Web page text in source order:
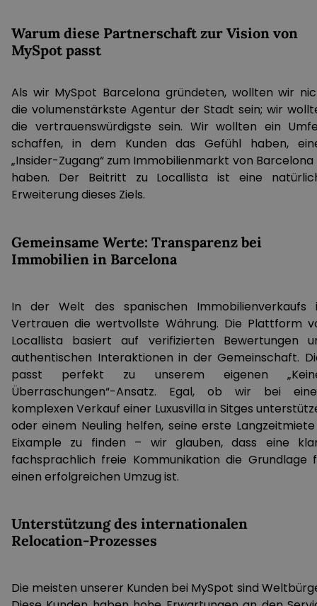
Warum diese Partnerschaft zur Vision von
MySpot passt
Als wir MySpot Barcelona gründeten, wollten wir
die volumenstärkste Agentur der Stadt sein; wir
die vertrauenswürdigste sein. Wir wollten ein
schaffen, in dem Kunden das Gefühl haben,
„Insider-Zugang“ zum Immobilienmarkt von Barcelona
haben. Der Beitritt zu Locallista ist eine
Erweiterung dieses Ziels.
Gemeinsame Werte: Transparenz bei
Immobilien in Barcelona
In der Welt des spanischen Immobilienverkaufs
Vertrauen die wertvollste Währung. Die Plattform
Locallista basiert auf verifizierten Bewertungen
authentischen Interaktionen in der Gemeinschaft.
passt perfekt zu unserem eigenen
Überraschungen“-Ansatz. Egal, ob wir bei
komplexen Verkauf einer Luxusvilla in Sitges
oder einem Neuling helfen, seine erste
Eixample zu finden – wir glauben, dass eine
fachsprachlich freie Kommunikation die Grundlage
einen erfolgreichen Umzug ist.
Unterstützung des internationalen
Relocation-Prozesses
Die meisten unserer Kunden bei MySpot sind